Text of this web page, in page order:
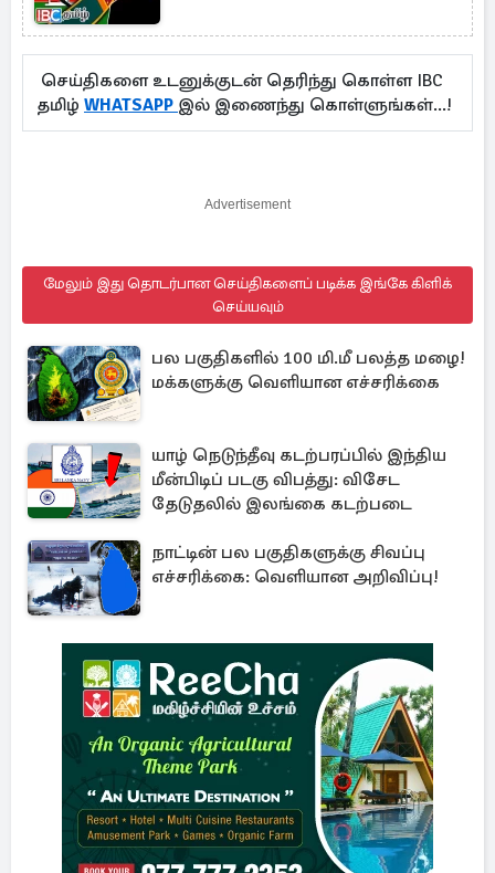
செய்திகளை உடனுக்குடன் தெரிந்து கொள்ள IBC
தமிழ் WHATSAPP இல் இணைந்து கொள்ளுங்கள்...!
Advertisement
மேலும் இது தொடர்பான செய்திகளைப் படிக்க இங்கே கிளிக்
செய்யவும்
பல பகுதிகளில் 100 மி.மீ பலத்த மழை!
மக்களுக்கு வெளியான எச்சரிக்கை
யாழ் நெடுந்தீவு கடற்பரப்பில் இந்திய
மீன்பிடிப் படகு விபத்து: விசேட
தேடுதலில் இலங்கை கடற்படை
நாட்டின் பல பகுதிகளுக்கு சிவப்பு
எச்சரிக்கை: வெளியான அறிவிப்பு!